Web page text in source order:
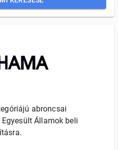
abroncsai
Államok beli